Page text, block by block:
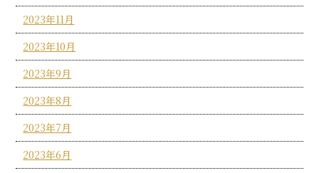
2023年11月
2023年10月
2023年9月
2023年8月
2023年7月
2023年6月